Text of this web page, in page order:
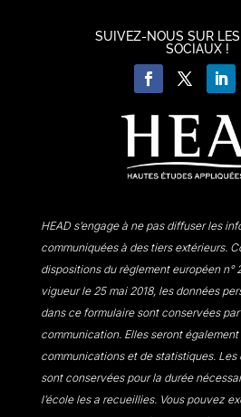
SUIVEZ-NOUS SUR LES
SOCIAUX !
HEAD s’engage à ne pas diffuser les
communiquées à des tiers extérieurs.
dispositions du règlement européen n°
vigueur le 25 mai 2018, les données
dans ce formulaire sont conservées
communication. Elles seront
communications et de statistiques. Les
sont conservées pour la durée
l’école les a recueillies. Vous pouvez